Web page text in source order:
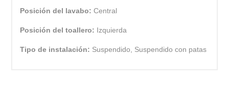
Posición del lavabo:Central
Posición del toallero: Izquierda
Tipo de instalación: Suspendido, Suspendido con patas